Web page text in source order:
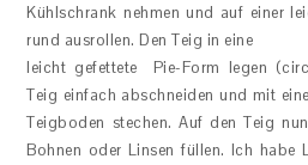
Kühlschrank nehmen und auf einer
rund ausrollen. Den Teig in eine
leicht gefettete Pie-Form legen
Teig einfach abschneiden und mit
Teigboden stechen. Auf den Teig
Bohnen oder Linsen füllen. Ich habe